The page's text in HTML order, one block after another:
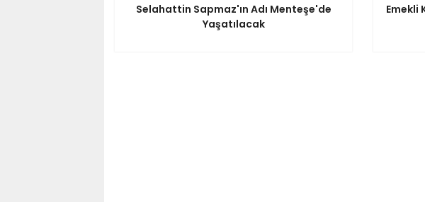
Selahattin Sapmaz'ın Adı Menteşe'de
Yaşatılacak
Emekli